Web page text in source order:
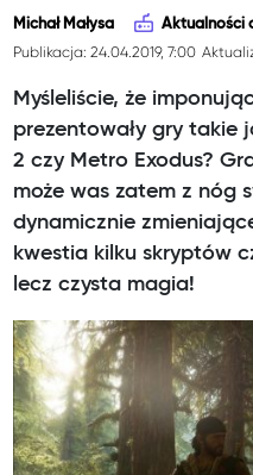
Michał Małysa Aktualności
Publikacja: 24.04.2019, 7:00
Myśleliście, że
prezentowały gry takie
2 czy Metro Exodus?
może was zatem z nóg
dynamicznie
kwestia kilku skryptów
lecz czysta magia!